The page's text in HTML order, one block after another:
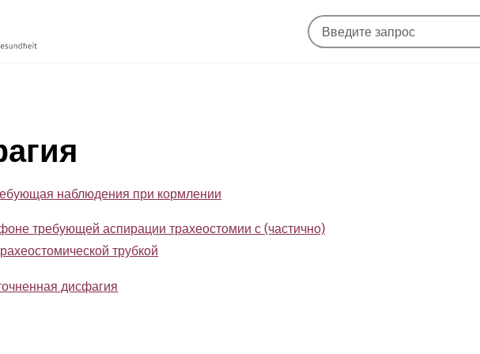
наблюдения при кормлении
требующей аспирации трахеостомии с (частично)
трубкой
дисфагия